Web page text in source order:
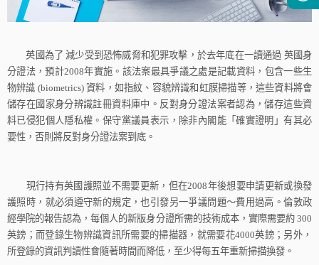
英國為了 減少受到恐怖威脅和犯罪攻擊，於去年底在一讀通過 英國身
分證法，預計2008年實施。該法案最具爭議之處是記載資料，包含一些生
物辨識 (biometrics)資料，如指紋、容貌辨識和虹膜掃描等，這些資料將會
儲存在國家身分辨識註冊資料庫中。反對身分證法案者認為，儲存這些資
料已侵犯個人隱私權。保守黨議員表示，除非內閣能「確實證明」有其必
要性，否則將反對身分證法案到底。
現行持有英國護照並不需要更新，但在2008年後想要申請更新或換發
護照時，就必須遵守新的規定，也引發另一爭議問題～費用過高。倫敦政
經學院的報告認為，每個人的新版身分證所需的技術成本，實際需要約300
英鎊；而登錄生物辨識資訊所需要的掃描器，就需要花4000英鎊；另外，
所登錄的資訊判讀性會隨著時間而降低，至少得每五年重新掃描換發。